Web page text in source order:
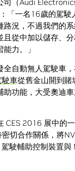
司（Audi
「一名16歲的駕駛
路況，不過我們的
且從中加以儲存、
力。」
自動無人駕駛車
駛車從舊金山開到賭
功能，大受奧迪車
CES 2016 展中的一
切合作關係，將
駕駛輔助控制裝置